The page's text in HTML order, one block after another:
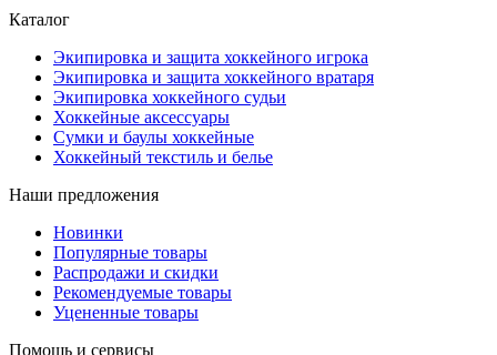
Каталог
Экипировка и защита хоккейного игрока
Экипировка и защита хоккейного вратаря
Экипировка хоккейного судьи
Хоккейные аксессуары
Сумки и баулы хоккейные
Хоккейный текстиль и белье
Наши предложения
Новинки
Популярные товары
Распродажи и скидки
Рекомендуемые товары
Уцененные товары
Помощь и сервисы